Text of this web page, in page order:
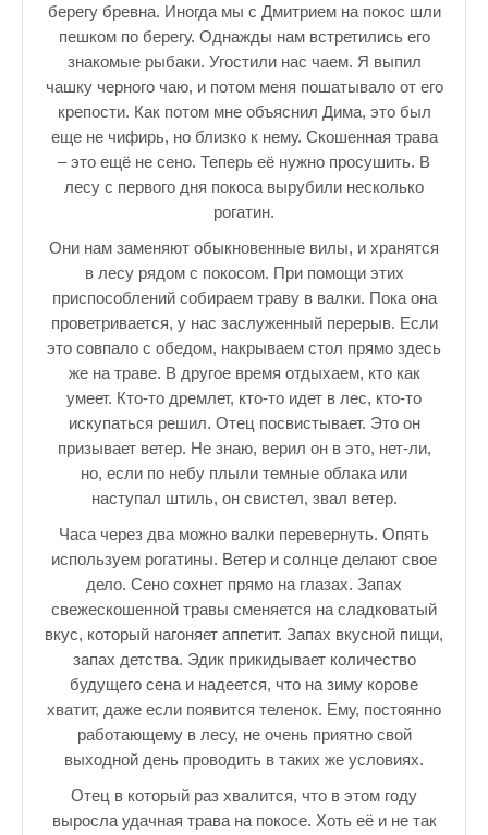
берегу бревна. Иногда мы с Дмитрием на покос шли
пешком по берегу. Однажды нам встретились его
знакомые рыбаки. Угостили нас чаем. Я выпил
чашку черного чаю, и потом меня пошатывало от его
крепости. Как потом мне объяснил Дима, это был
еще не чифирь, но близко к нему. Скошенная трава
– это ещё не сено. Теперь её нужно просушить. В
лесу с первого дня покоса вырубили несколько
рогатин.
Они нам заменяют обыкновенные вилы, и хранятся
в лесу рядом с покосом. При помощи этих
приспособлений собираем траву в валки. Пока она
проветривается, у нас заслуженный перерыв. Если
это совпало с обедом, накрываем стол прямо здесь
же на траве. В другое время отдыхаем, кто как
умеет. Кто-то дремлет, кто-то идет в лес, кто-то
искупаться решил. Отец посвистывает. Это он
призывает ветер. Не знаю, верил он в это, нет-ли,
но, если по небу плыли темные облака или
наступал штиль, он свистел, звал ветер.
Часа через два можно валки перевернуть. Опять
используем рогатины. Ветер и солнце делают свое
дело. Сено сохнет прямо на глазах. Запах
свежескошенной травы сменяется на сладковатый
вкус, который нагоняет аппетит. Запах вкусной пищи,
запах детства. Эдик прикидывает количество
будущего сена и надеется, что на зиму корове
хватит, даже если появится теленок. Ему, постоянно
работающему в лесу, не очень приятно свой
выходной день проводить в таких же условиях.
Отец в который раз хвалится, что в этом году
выросла удачная трава на покосе. Хоть её и не так